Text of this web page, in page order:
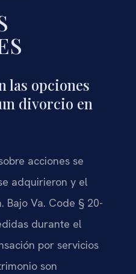
las opciones
divorcio en
acciones se
adquirieron y el
Bajo Va. Code § 20-
durante el
por servicios
son